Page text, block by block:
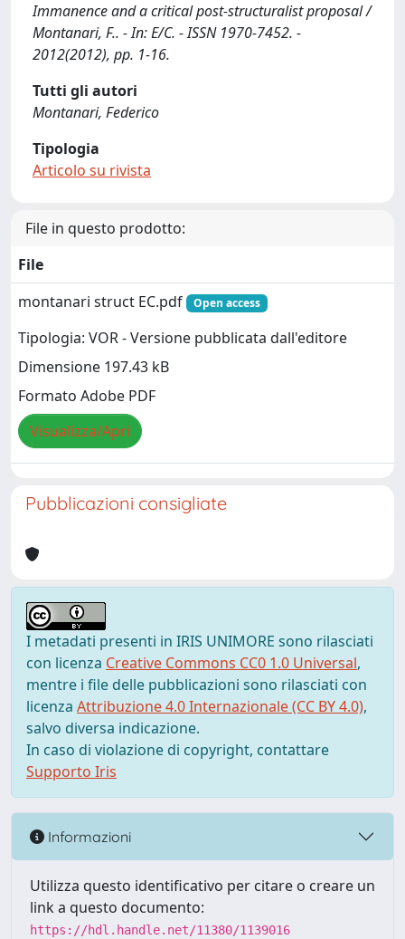
Immanence and a critical post-structuralist proposal /
Montanari, F.. - In: E/C. - ISSN 1970-7452. -
2012(2012), pp. 1-16.
Tutti gli autori
Montanari, Federico
Tipologia
Articolo su rivista
File in questo prodotto:
File
montanari struct EC.pdf
Open access
Tipologia: VOR - Versione pubblicata dall'editore
Dimensione 197.43 kB
Formato Adobe PDF
Visualizza/Apri
Pubblicazioni consigliate
I metadati presenti in IRIS UNIMORE sono rilasciati
con licenza Creative Commons CC0 1.0 Universal,
mentre i file delle pubblicazioni sono rilasciati con
licenza Attribuzione 4.0 Internazionale (CC BY 4.0),
salvo diversa indicazione.
In caso di violazione di copyright, contattare
Supporto Iris
Informazioni
Utilizza questo identificativo per citare o creare un
link a questo documento:
https://hdl.handle.net/11380/1139016